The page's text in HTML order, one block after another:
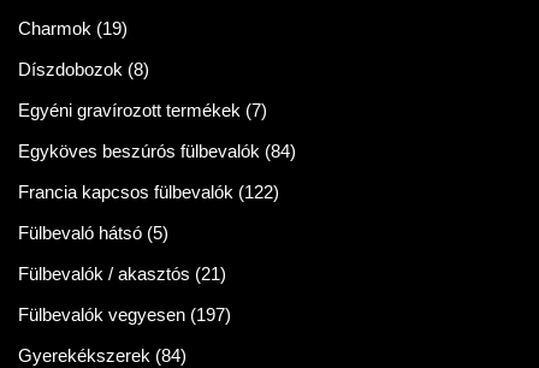
Charmok (19)
Díszdobozok (8)
Egyéni gravírozott termékek (7)
Egyköves beszúrós fülbevalók (84)
Francia kapcsos fülbevalók (122)
Fülbevaló hátsó (5)
Fülbevalók / akasztós (21)
Fülbevalók vegyesen (197)
Gyerekékszerek (84)